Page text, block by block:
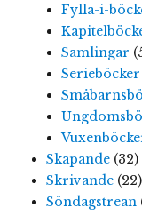
Fylla-i-
Samlingar
Serieböcker
Skapande(32)
Skrivande(22)
Söndagstrean